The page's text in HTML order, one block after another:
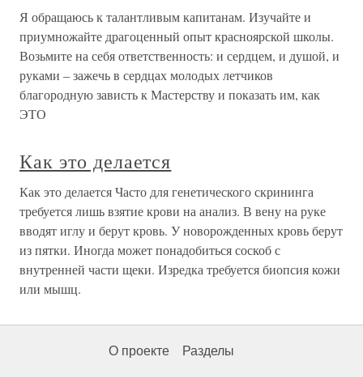
Я обращаюсь к талантливым капитанам. Изучайте и
приумножайте драгоценный опыт красноярской школы.
Возьмите на себя ответственность: и сердцем, и душой, и
руками – зажечь в сердцах молодых летчиков
благородную зависть к Мастерству и показать им, как
ЭТО
Как это делается
Как это делается Часто для генетического скрининга
требуется лишь взятие крови на анализ. В вену на руке
вводят иглу и берут кровь. У новорожденных кровь берут
из пятки. Иногда может понадобиться соскоб с
внутренней части щеки. Изредка требуется биопсия кожи
или мышц.
О проекте Разделы